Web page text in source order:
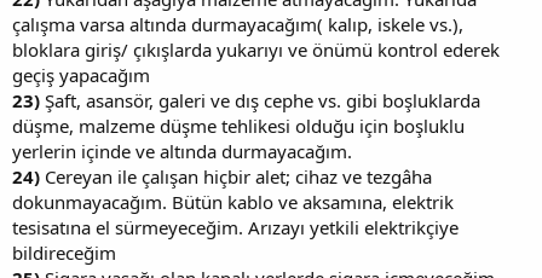
çalışma varsa altında durmayacağım( kalıp, iskele vs.),
bloklara giriş/ çıkışlarda yukarıyı ve önümü kontrol ederek
geçiş yapacağım
23) Şaft, asansör, galeri ve dış cephe vs. gibi boşluklarda
düşme, malzeme düşme tehlikesi olduğu için boşluklu
yerlerin içinde ve altında durmayacağım.
24) Cereyan ile çalışan hiçbir alet; cihaz ve tezgâha
dokunmayacağım. Bütün kablo ve aksamına, elektrik
tesisatına el sürmeyeceğim. Arızayı yetkili elektrikçiye
bildireceğim